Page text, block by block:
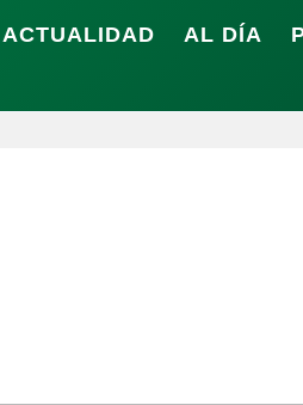
ACTUALIDAD AL DÍA